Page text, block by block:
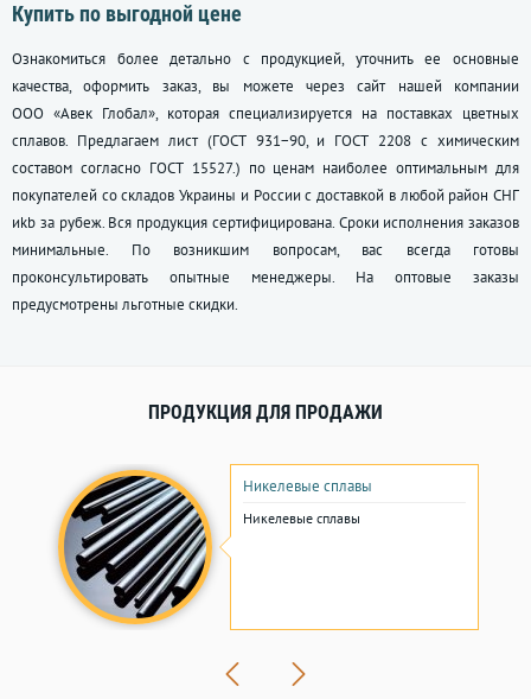
Купить по выгодной цене
Ознакомиться более детально с продукцией, уточнить ее основные
качества, оформить заказ, вы можете через сайт нашей компании
ООО «Авек Глобал», которая специализируется на поставках цветных
сплавов. Предлагаем лист (ГОСТ 931−90, и ГОСТ 2208 с химическим
составом согласно ГОСТ 15527.) по ценам наиболее оптимальным для
покупателей со складов Украины и России с доставкой в любой район СНГ
иkb за рубеж. Вся продукция сертифицирована. Сроки исполнения заказов
минимальные. По возникшим вопросам, вас всегда готовы
проконсультировать опытные менеджеры. На оптовые заказы
предусмотрены льготные скидки.
ПРОДУКЦИЯ ДЛЯ ПРОДАЖИ
Никелевые сплавы
Никелевые сплавы